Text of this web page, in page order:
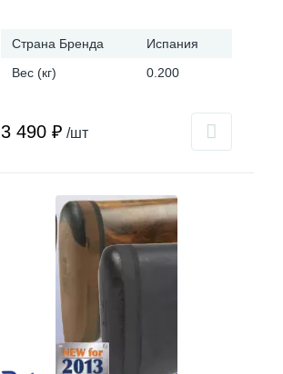
Страна Бренда
Испания
Вес (кг)
0.200
3 490 ₽ /шт